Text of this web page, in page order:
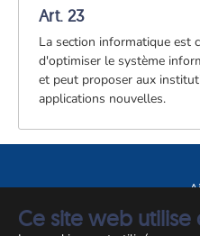
Ce site web utilise
Art. 23
La section informatique est
d'optimiser le système
et peut proposer aux
applications nouvelles.
A